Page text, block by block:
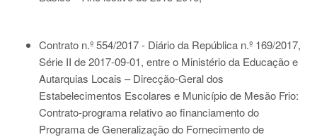
Contrato n.º 554/2017 - Diário da República n.º 169/2017,
Série II de 2017-09-01, entre o Ministério da Educação e
Autarquias Locais – Direcção-Geral dos
Estabelecimentos Escolares e Município de Mesão Frio:
Contrato-programa relativo ao financiamento do
Programa de Generalização do Fornecimento de